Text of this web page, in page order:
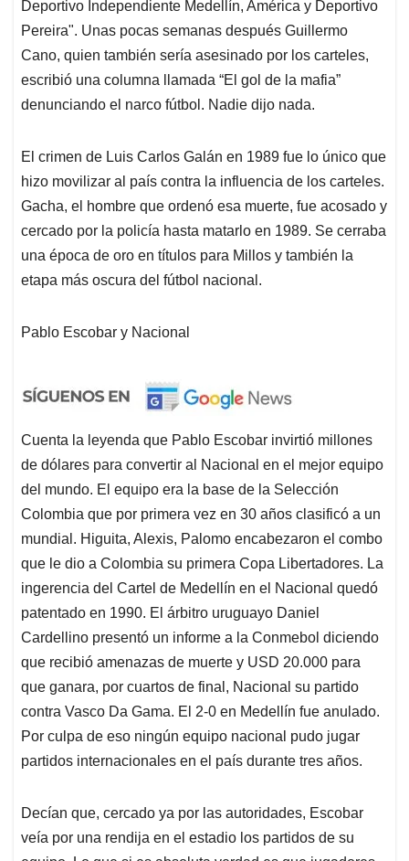
Deportivo Independiente Medellín, América y Deportivo
Pereira". Unas pocas semanas después Guillermo
Cano, quien también sería asesinado por los carteles,
escribió una columna llamada “El gol de la mafia”
denunciando el narco fútbol. Nadie dijo nada.
El crimen de Luis Carlos Galán en 1989 fue lo único que
hizo movilizar al país contra la influencia de los carteles.
Gacha, el hombre que ordenó esa muerte, fue acosado y
cercado por la policía hasta matarlo en 1989. Se cerraba
una época de oro en títulos para Millos y también la
etapa más oscura del fútbol nacional.
Pablo Escobar y Nacional
Cuenta la leyenda que Pablo Escobar invirtió millones
de dólares para convertir al Nacional en el mejor equipo
del mundo. El equipo era la base de la Selección
Colombia que por primera vez en 30 años clasificó a un
mundial. Higuita, Alexis, Palomo encabezaron el combo
que le dio a Colombia su primera Copa Libertadores. La
ingerencia del Cartel de Medellín en el Nacional quedó
patentado en 1990. El árbitro uruguayo Daniel
Cardellino presentó un informe a la Conmebol diciendo
que recibió amenazas de muerte y USD 20.000 para
que ganara, por cuartos de final, Nacional su partido
contra Vasco Da Gama. El 2-0 en Medellín fue anulado.
Por culpa de eso ningún equipo nacional pudo jugar
partidos internacionales en el país durante tres años.
Decían que, cercado ya por las autoridades, Escobar
veía por una rendija en el estadio los partidos de su